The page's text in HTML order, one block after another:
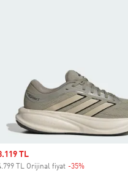
price
TL
TL Orijinal fiyat -35%